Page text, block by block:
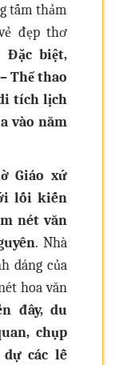
tấm thảm
đẹp thơ
Đặc biệt,
Thể thao
tích lịch
vào năm
Giáo xứ
lối kiến
nét văn
. Nhà
dáng của
hoa văn
đây, du
chụp
các lễ